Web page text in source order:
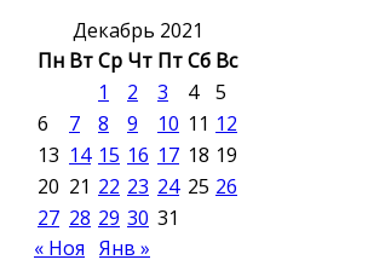
Декабрь 2021
Пн ВтСр Чт ПтСб Вс
1
2 3 4
5
6
7 8 9 10 11 12
13 14 15 16 17 18 19
20 21 22 23 24 25 26
27 28 29 30 31
« Ноя Янв »